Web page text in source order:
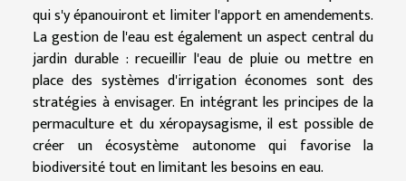
qui s'y épanouiront et limiter l'apport en amendements.
La gestion de l'eau est également un aspect central du
jardin durable : recueillir l'eau de pluie ou mettre en
place des systèmes d'irrigation économes sont des
stratégies à envisager. En intégrant les principes de la
permaculture et du xéropaysagisme, il est possible de
créer un écosystème autonome qui favorise la
biodiversité tout en limitant les besoins en eau.